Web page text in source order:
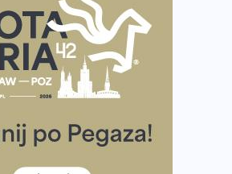
Bieg Powstania Warszawskiego.
liczba uczestników
Warszawskiego – praktyczny
3 treningi wystarczą? Jak
robić postępy